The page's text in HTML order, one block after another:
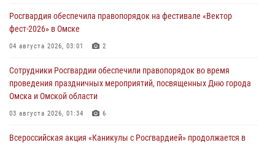
Росгвардия обеспечила правопорядок на фестивале «Вектор
фест-2026» в Омске
04 августа 2026, 03:01 2
Сотрудники Росгвардии обеспечили правопорядок во время
проведения праздничных мероприятий, посвященных Дню города
Омска и Омской области
03 августа 2026, 01:34 6
Всероссийская акция «Каникулы с Росгвардией» продолжается в